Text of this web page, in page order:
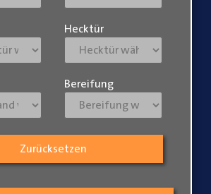
Hecktür
Bereifung
Zurücksetzen